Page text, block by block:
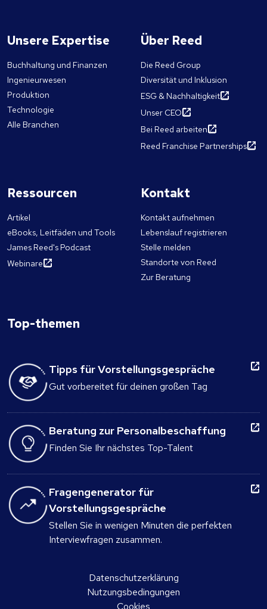
Unsere Expertise
Buchhaltung und Finanzen
Ingenieurwesen
Produktion
Technologie
Alle Branchen
Über Reed
Die Reed Group
Diversität und Inklusion
ESG & Nachhaltigkeit
Unser CEO
Bei Reed arbeiten
Reed Franchise Partnerships
Ressourcen
Artikel
eBooks, Leitfäden und Tools
James Reed's Podcast
Webinare
Kontakt
Kontakt aufnehmen
Lebenslauf registrieren
Stelle melden
Standorte von Reed
Zur Beratung
Top-themen
Tipps für Vorstellungsgespräche
Gut vorbereitet für deinen großen Tag
Beratung zur Personalbeschaffung
Finden Sie Ihr nächstes Top-Talent
Fragengenerator für
Vorstellungsgespräche
Stellen Sie in wenigen Minuten die perfekten
Interviewfragen zusammen.
Datenschutzerklärung
Nutzungsbedingungen
Cookies